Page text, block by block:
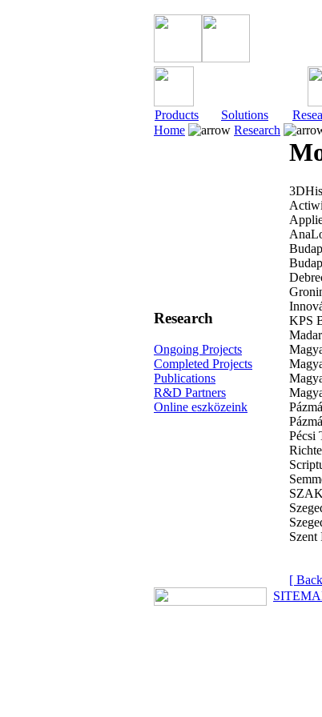
Products Solutions
Home
Research
Research
Ongoing Projects
Completed Projects
Publications
R&D Partners
Online eszközeink
KPS
Pécsi
Szent
[